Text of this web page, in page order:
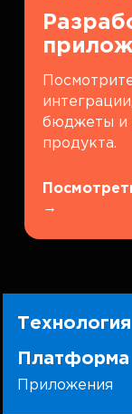
бюджеты и
продукта.
→
Технология
Платформа
Приложения